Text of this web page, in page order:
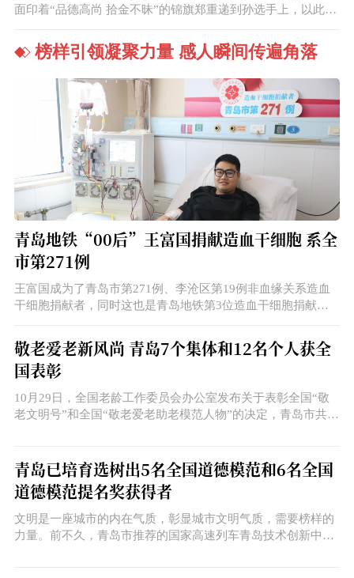
面印着“品德高尚 拾金不昧”的锦旗郑重递到孙选手上，以此致
榜样引领凝聚力量 感人瞬间传遍角落
青岛地铁“00后”王富国捐献造血干细胞 系全
市第271例
王富国成为了青岛市第271例、李沧区第19例非血缘关系造血
干细胞捐献者，同时这也是青岛地铁第3位造血干细胞捐献
敬老爱老新风尚 青岛7个集体和12名个人获全
国表彰
10月29日，全国老龄工作委员会办公室发布关于表彰全国“敬
老文明号”和全国“敬老爱老助老模范人物”的决定，青岛市共有
青岛已培育选树出5名全国道德模范和6名全国
道德模范提名奖获得者
文明是一座城市的内在气质，彰显城市文明气质，需要榜样的
力量。前不久，青岛市推荐的国家高速列车青岛技术创新中心